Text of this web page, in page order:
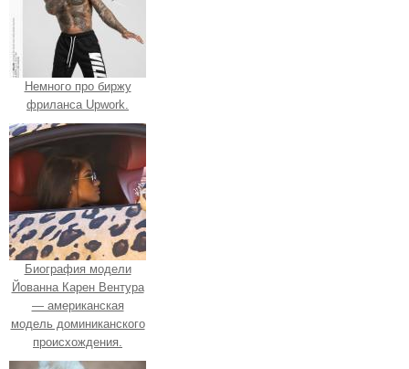
Немного про биржу
фриланса Upwork.
Биография модели
Йованна Карен Вентура
— американская
модель доминиканского
происхождения.